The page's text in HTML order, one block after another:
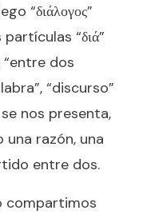
“διάλογος”
“διά”
“entre dos
“discurso”
nos presenta,
razón, una
entre dos.
compartimos